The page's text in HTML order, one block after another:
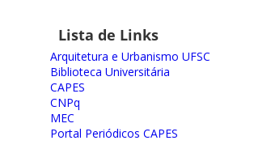
Lista de Links
Arquitetura e Urbanismo UFSC
Biblioteca Universitária
CAPES
CNPq
MEC
Portal Periódicos CAPES